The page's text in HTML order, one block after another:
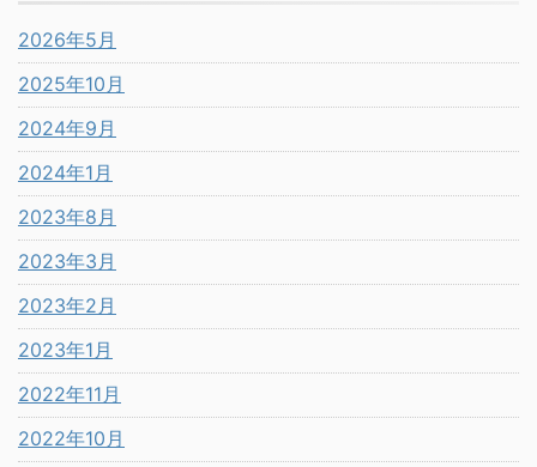
2026年5月
2025年10月
2024年9月
2024年1月
2023年8月
2023年3月
2023年2月
2023年1月
2022年11月
2022年10月